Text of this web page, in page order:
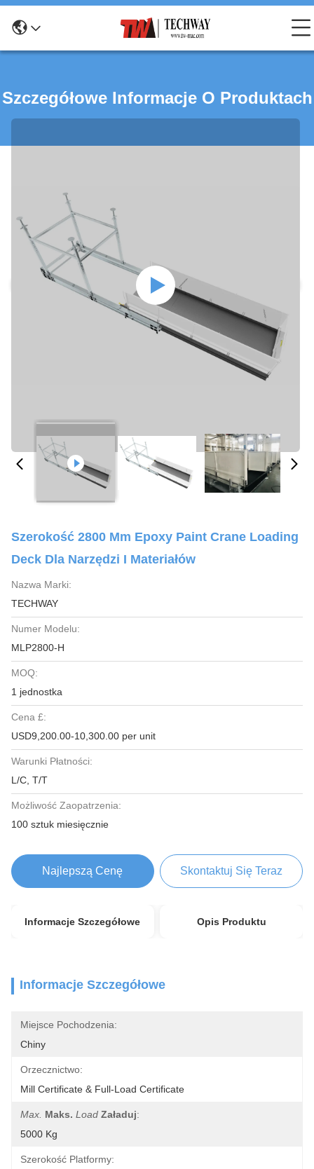
Szczegółowe Informacje O Produktach
Szerokość 2800 Mm Epoxy Paint Crane Loading
Deck Dla Narzędzi I Materiałów
Nazwa Marki:
TECHWAY
Numer Modelu:
MLP2800-H
MOQ:
1 jednostka
Cena £:
USD9,200.00-10,300.00 per unit
Warunki Płatności:
L/C, T/T
Możliwość Zaopatrzenia:
100 sztuk miesięcznie
Najlepszą Cenę Skontaktuj Się Teraz
Informacje Szczegółowe Opis Produktu
Informacje Szczegółowe
Miejsce Pochodzenia:
Chiny
Orzecznictwo:
Mill Certificate & Full-Load Certificate
Max. Maks. Load Załaduj:
5000 Kg
Szerokość Platformy: